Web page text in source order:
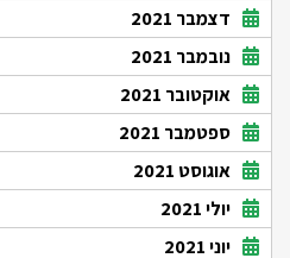
דצמבר 2021
נובמבר 2021
אוקטובר 2021
ספטמבר 2021
אוגוסט 2021
יולי 2021
יוני 2021